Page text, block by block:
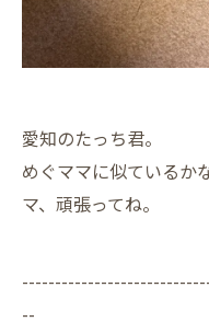
愛知のたっち君。
めぐママに似ているか
マ、頑張ってね。
--